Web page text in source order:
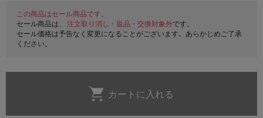
この商品はセール商品です。
セール商品は、 注文取り消し・返品・交換対象外です。
セール価格は予告なく変更になることがございます。あらかじめご了承
ください。